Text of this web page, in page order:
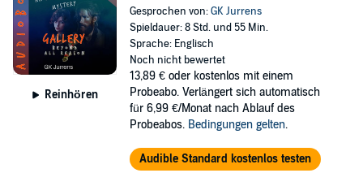
Reinhören
Gesprochen von:GK Jurrens
Spieldauer: 8 Std. und 55 Min.
Sprache: Englisch
Noch nicht bewertet
13,89 € oder kostenlos mit einem
Probeabo. Verlängert sich automatisch
für 6,99 €/Monat nach Ablauf des
Probeabos. Bedingungen gelten.
Audible Standard kostenlos testen